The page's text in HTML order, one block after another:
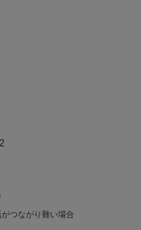
つながり難い場合